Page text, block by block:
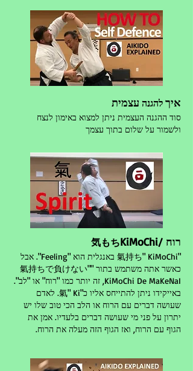
איך להגנה עצמית
סוד ההגנה העצמית ניתן למצוא באימון לנצח
ולשמור על שלום בתוך עצמך
רוח / 気もちKiMoChi
"氣持ち" KiMoChi באנגלית הוא "Feeling". אבל
כאשר אתה משתמש בתור "氣持ちで負けない"
KiMoChi De MaKeNaI, זה יותר כמו "רוח" או "לב".
באייקידו ניתן להתייחס אליו כ"氣" Ki. לאדם
שעושה דברים עם הרוח או הלב הכי טוב שלו יש
יתרון על פני מי שעושה דברים בלעדיו. אמן את
הגוף עם הרוח, ואז הגוף הזה מעלה את הרוח.